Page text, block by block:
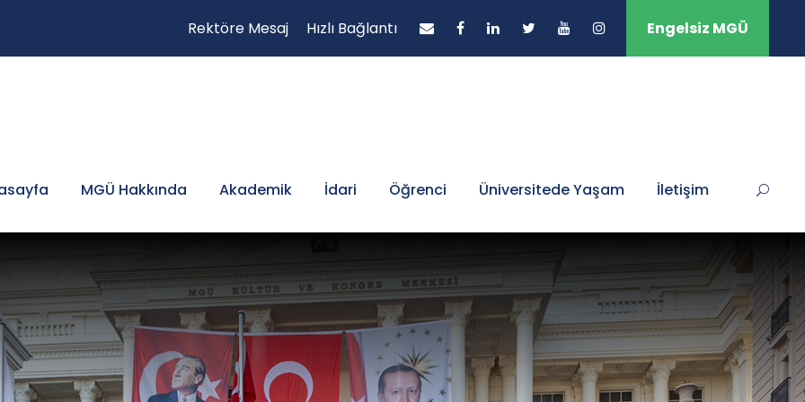
Rektöre Mesaj Hızlı Bağlantı Engelsiz MGÜ
MGÜ Hakkında Akademik İdari Öğrenci Üniversitede Yaşam İletişim